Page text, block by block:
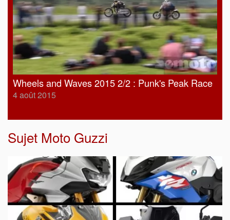
Wheels and Waves 2015 2/2 : Punk's Peak Race
4 août 2015
Sujet Moto Guzzi